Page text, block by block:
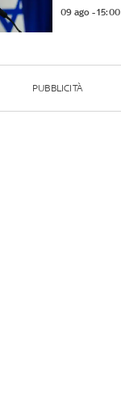
09 ago - 15:00
PUBBLICITÀ